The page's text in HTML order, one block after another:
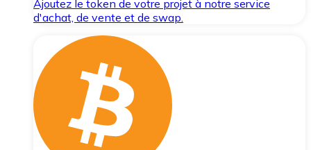
Ajoutez le token de votre projet à notre service
d'achat, de vente et de swap.